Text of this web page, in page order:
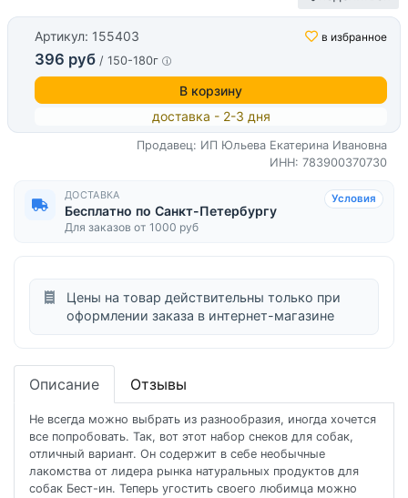
Артикул: 155403 в избранное
396 руб / 150-180г
В корзину
доставка - 2-3 дня
Продавец: ИП Юльева Екатерина Ивановна
ИНН: 783900370730
ДОСТАВКА
Бесплатно по Санкт-Петербургу
Для заказов от 1000 руб
Условия
Цены на товар действительны только при
оформлении заказа в интернет-магазине
Описание Отзывы
Не всегда можно выбрать из разнообразия, иногда хочется
все попробовать. Так, вот этот набор снеков для собак,
отличный вариант. Он содержит в себе необычные
лакомства от лидера рынка натуральных продуктов для
собак Бест-ин. Теперь угостить своего любимца можно